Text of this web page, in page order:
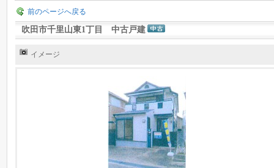
前のページへ戻る
吹田市千里山東1丁目 中古戸建
イメージ